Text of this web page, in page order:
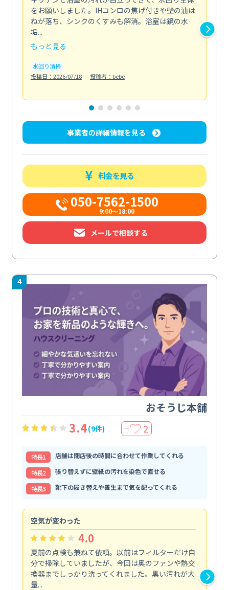
をお願いしました。IHコンロの焦げ付きや壁の油は
ねが落ち、シンクのくすみも解消。浴室は鏡の水
垢...
もっと見る
水回り清掃
投稿日：2026/07/18
投稿者：bebe
事業者の詳細情報を見る
料金を見る
050-7562-1500
9:00～18:00
メールで相談する
4
おそうじ本舗
3.4(9件) ＋ 2
特⻑1
店舗は閉店後の時間に合わせて作業してくれる
特⻑2
張り替えずに壁紙の汚れを染色で直せる
特⻑3
靴下の履き替えや養生まで気を配ってくれる
空気が変わった
4.0
夏前の点検も兼ねて依頼。以前はフィルターだけ自
分で掃除していましたが、今回は奥のファンや熱交
換器までしっかり洗ってくれました。黒い汚れが大
量...